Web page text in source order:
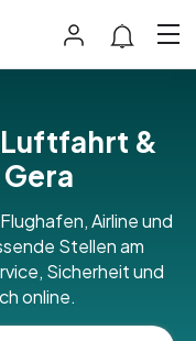
&
Airline und
Stellen am
Sicherheit und
online.